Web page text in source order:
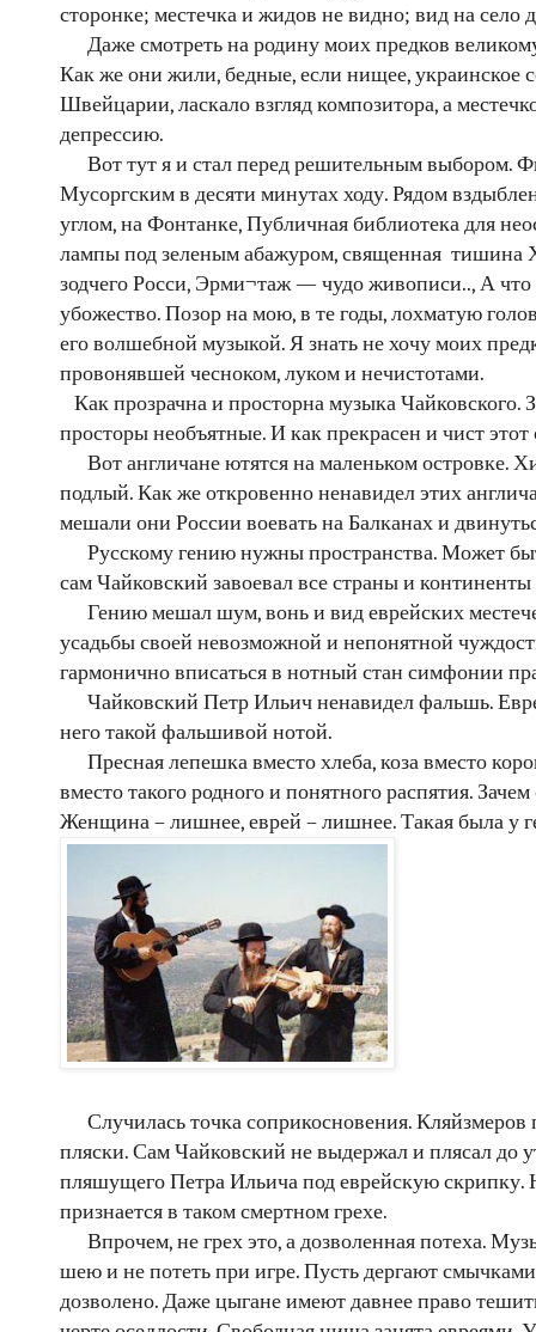
сторонке; местечка и жидов не видно; вид на село
Даже смотреть на родину моих предков
Как же они жили, бедные, если нищее, украинское
Швейцарии, ласкало взгляд композитора, а
депрессию.
Вот тут я и стал перед решительным выбором.
Мусоргским в десяти минутах ходу. Рядом
углом, на Фонтанке, Публичная библиотека для
лампы под зеленым абажуром, священная тишина
зодчего Росси, Эрми¬таж — чудо живописи.., А
убожество. Позор на мою, в те годы, лохматую
его волшебной музыкой. Я знать не хочу моих
провонявшей чесноком, луком и нечистотами.
Как прозрачна и просторна музыка Чайковского.
просторы необъятные. И как прекрасен и чист
Вот англичане ютятся на маленьком островке.
подлый. Как же откровенно ненавидел этих
мешали они России воевать на Балканах и
Русскому гению нужны пространства. Может
сам Чайковский завоевал все страны и
Гению мешал шум, вонь и вид еврейских
усадьбы своей невозможной и непонятной
гармонично вписаться в нотный стан симфонии
Чайковский Петр Ильич ненавидел фальшь.
него такой фальшивой нотой.
Пресная лепешка вместо хлеба, коза вместо
вместо такого родного и понятного распятия.
Женщина – лишнее, еврей – лишнее. Такая была у
Случилась точка соприкосновения. Кляйзмеров
пляски. Сам Чайковский не выдержал и плясал до
пляшущего Петра Ильича под еврейскую скрипку.
признается в таком смертном грехе.
Впрочем, не грех это, а дозволенная потеха.
шею и не потеть при игре. Пусть дергают
дозволено. Даже цыгане имеют давнее право